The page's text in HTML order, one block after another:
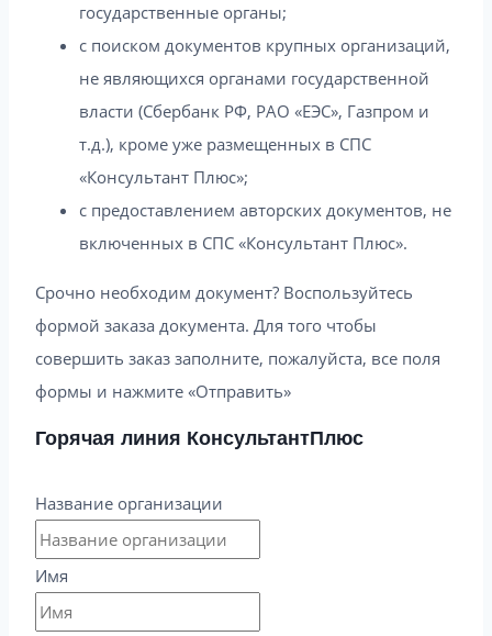
государственные органы;
с поиском документов крупных организаций,
не являющихся органами государственной
власти (Сбербанк РФ, РАО «ЕЭС», Газпром и
т.д.), кроме уже размещенных в СПС
«Консультант Плюс»;
с предоставлением авторских документов, не
включенных в СПС «Консультант Плюс».
Срочно необходим документ? Воспользуйтесь
формой заказа документа. Для того чтобы
совершить заказ заполните, пожалуйста, все поля
формы и нажмите «Отправить»
Горячая линия КонсультантПлюс
Название организации
Имя